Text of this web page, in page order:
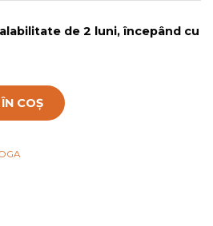
de 2 luni, începând cu
COȘ